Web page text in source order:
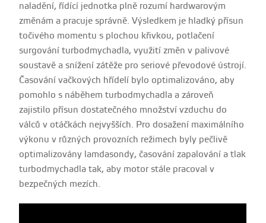
naladění, řídící jednotka plně rozumí hardwarovým
změnám a pracuje správně. Výsledkem je hladký přísun
točivého momentu s plochou křivkou, potlačení
surgování turbodmychadla, využití změn v palivové
soustavě a snížení zátěže pro seriové převodové ústrojí.
Časování vačkových hřídelí bylo optimalizováno, aby
pomohlo s náběhem turbodmychadla a zároveň
zajistilo přísun dostatečného množství vzduchu do
válců v otáčkách nejvyšších. Pro dosažení maximálního
výkonu v různých provozních režimech byly pečlivě
optimalizovány lamdasondy, časování zapalování a tlak
turbodmychadla tak, aby motor stále pracoval v
bezpečných mezích.